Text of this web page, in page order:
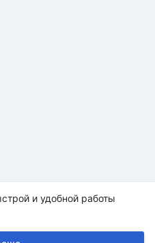
и удобной работы